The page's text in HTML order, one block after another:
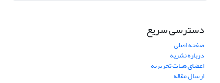
دسترسی سریع
صفحه اصلی
درباره نشریه
اعضای هیات تحریریه
ارسال مقاله